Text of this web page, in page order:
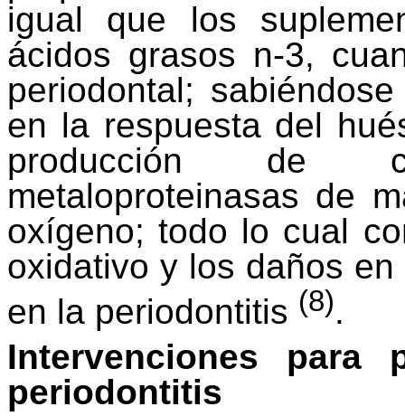
igual que los
ácidos grasos n-3,
periodontal;
en la respuesta del
producción de
metaloproteinasas de
oxígeno; todo lo cual
oxidativo y los daños
en la periodontitis (8).
Intervenciones
periodontitis